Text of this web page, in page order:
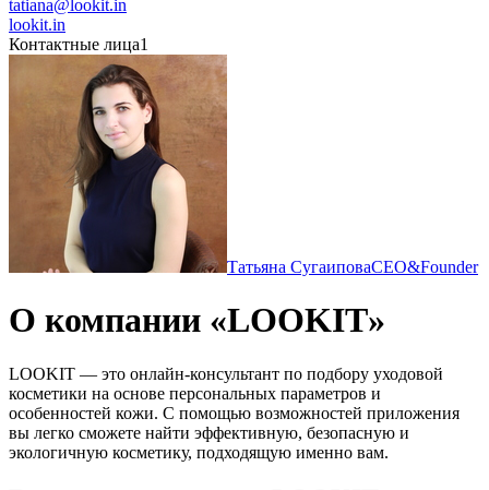
tatiana@lookit.in
lookit.in
Контактные лица1
Татьяна СугаиповаCEO&Founder
О компании «LOOKIT»
LOOKIT — это онлайн-консультант по подбору уходовой
косметики на основе персональных параметров и
особенностей кожи. С помощью возможностей приложения
вы легко сможете найти эффективную, безопасную и
экологичную косметику, подходящую именно вам.